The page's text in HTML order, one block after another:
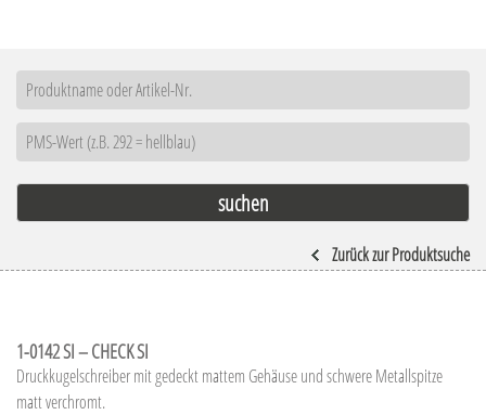
Zurück zur Produktsuche
1-0142 SI – CHECK SI
Druckkugelschreiber mit gedeckt mattem Gehäuse und schwere Metallspitze
matt verchromt.